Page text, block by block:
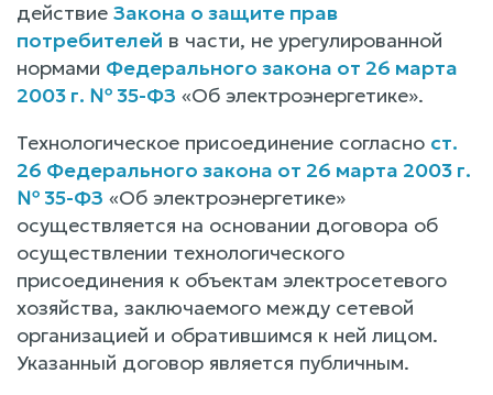
действие Закона о защите прав
потребителей в части, не урегулированной
нормами Федерального закона от 26 марта
2003 г. № 35-ФЗ «Об электроэнергетике».
Технологическое присоединение согласно ст.
26 Федерального закона от 26 марта 2003 г.
№ 35-ФЗ «Об электроэнергетике»
осуществляется на основании договора об
осуществлении технологического
присоединения к объектам электросетевого
хозяйства, заключаемого между сетевой
организацией и обратившимся к ней лицом.
Указанный договор является публичным.